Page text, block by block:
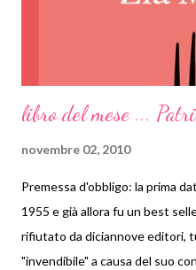
libro del mese ...
novembre 02, 2010
Premessa d'obbligo: la prima
1955 e già allora fu un best
rifiutato da diciannove editori,
"invendibile" a causa del suo